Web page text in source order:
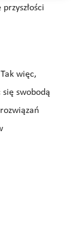
więc,
się swobodą